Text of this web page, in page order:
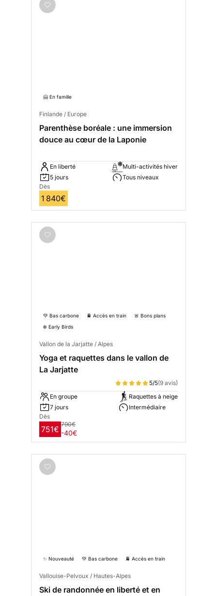
🤗 En famille
Finlande / Europe
Parenthèse boréale : une immersion
douce au cœur de la Laponie
En liberté
5 jours
Multi-activités hiver
Tous niveaux
Dès
1 840€
💚 Bas carbone 🚆 Accès en train
🚨 Bons plans
❄️ Early Birds
Vallon de la Jarjatte / Alpes
Yoga et raquettes dans le vallon de
La Jarjatte
5/5(9 avis)
En groupe
7 jours
Raquettes à neige
Intermédiaire
Dès
751€
790€
-40€
✨ Nouveauté 💚 Bas carbone 🚆 Accès en train
Vallouise-Pelvoux / Hautes-Alpes
Ski de randonnée en liberté et en